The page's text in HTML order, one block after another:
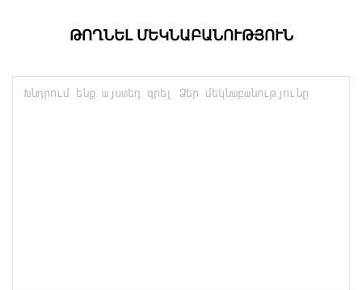
ԹՈՂՆԵԼ ՄԵԿՆԱԲԱՆՈՒԹՅՈՒՆ